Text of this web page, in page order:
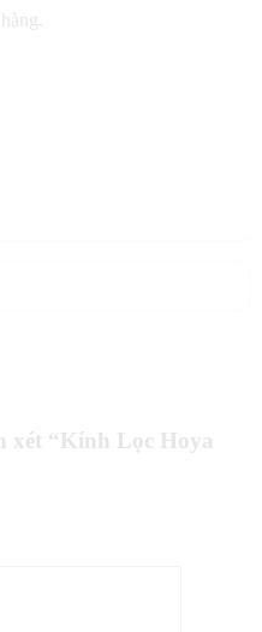
xét “Kính Lọc Hoya